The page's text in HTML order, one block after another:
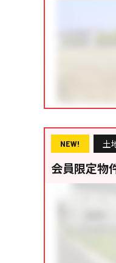
NEW! 土
会員限定物